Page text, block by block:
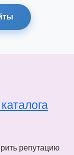
репутацию